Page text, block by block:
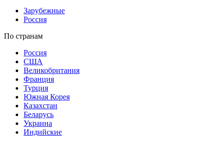
Зарубежные
Россия
По странам
Россия
США
Великобритания
Франция
Турция
Южная Корея
Казахстан
Беларусь
Украина
Индийские